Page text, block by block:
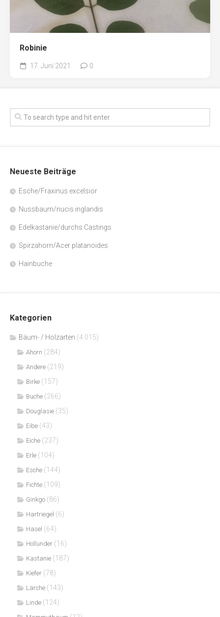
Robinie
17. Juni 2021 0
Neueste Beiträge
Esche/Fraxinus excelsior
Nussbaum/nucis inglandis
Edelkastanie/durchs Castings
Spirzahorn/Acer platanoides
Hainbuche
Kategorien
Bäum- / Holzarten (4.015)
Ahorn (284)
Andere (219)
Birke (157)
Buche (266)
Douglasie (35)
Eibe (43)
Eiche (237)
Erle (104)
Esche (144)
Fichte (109)
Ginkgo (86)
Hartriegel (6)
Hasel (64)
Hollunder (16)
Kastanie (187)
Kiefer (78)
Lärche (143)
Linde (124)